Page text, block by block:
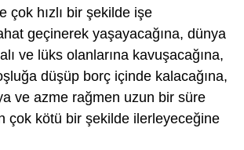
çok hızlı bir şekilde işe
geçinerek yaşayacağına, dünya
ve lüks olanlarına kavuşacağına,
düşüp borç içinde kalacağına,
ve azme rağmen uzun bir süre
çok kötü bir şekilde ilerleyeceğine